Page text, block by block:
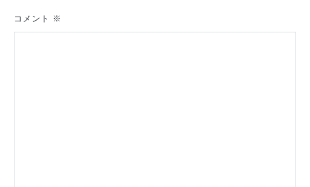
シ
ョ
コメント ※